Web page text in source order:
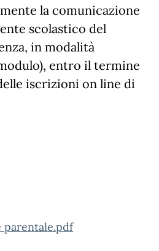
la comunicazione
scolastico del
in modalità
entro il termine
iscrizioni on line di
parentale.pdf